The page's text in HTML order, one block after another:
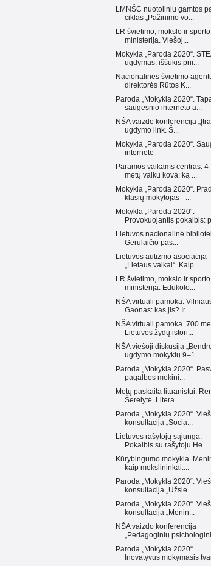
LMNŠC nuotolinių gamtos
ciklas „Pažinimo vo...
LR švietimo, mokslo ir sporto
ministerija. Viešoj...
Mokykla „Paroda 2020“.
ugdymas: iššūkis prii...
Nacionalinės švietimo
direktorės Rūtos K...
Paroda „Mokykla 2020“.
saugesnio interneto a...
NŠA vaizdo konferencija
ugdymo link. Š...
Mokykla „Paroda 2020“.
internete
Paramos vaikams centras.
metų vaikų kova: ką ...
Mokykla „Paroda 2020“.
klasių mokytojas –...
Mokykla „Paroda 2020“.
Provokuojantis pokalbis:
Lietuvos nacionalinė
Gerulaičio pas...
Lietuvos autizmo asociacija
„Lietaus vaikai“. Kaip...
LR švietimo, mokslo ir sporto
ministerija. Edukolo...
NŠA virtuali pamoka.
Gaonas: kas jis? Ir ...
NŠA virtuali pamoka. 700
Lietuvos žydų istori...
NŠA viešoji diskusija
ugdymo mokyklų 9–1...
Paroda „Mokykla 2020“.
pagalbos mokini...
Metų paskaita lituanistui.
Šerelytė. Litera...
Paroda „Mokykla 2020“.
konsultacija „Socia...
Lietuvos rašytojų sąjunga.
Pokalbis su rašytoju He...
Kūrybingumo mokykla.
kaip mokslininkai....
Paroda „Mokykla 2020“.
konsultacija „Užsie...
Paroda „Mokykla 2020“.
konsultacija „Menin...
NŠA vaizdo konferencija
„Pedagoginių
Paroda „Mokykla 2020“.
Inovatyvus mokymasis